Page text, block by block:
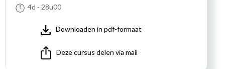
4d - 28u00
Downloaden in pdf-formaat
Deze cursus delen via mail